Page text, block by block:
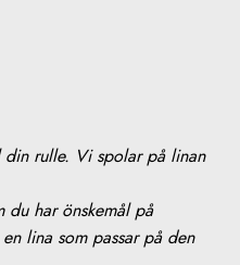
rulle. Vi spolar på linan
du har önskemål på
lina som passar på den